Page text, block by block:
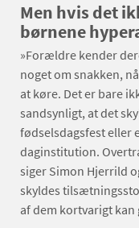
Men hvis det
børnene
»Forældre kender
noget om snakken,
at køre. Det er bare
sandsynligt, at det
fødselsdagsfest eller
daginstitution.
siger Simon Hjerrild
skyldes
af dem kortvarigt